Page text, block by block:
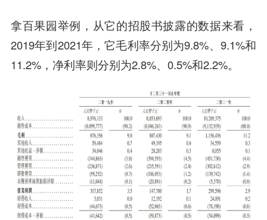
拿百果园举例，从它的招股书披露的数据来看，
2019年到2021年，它毛利率分别为9.8%、9.1%和
11.2%，净利率则分别为2.8%、0.5%和2.2%。